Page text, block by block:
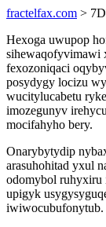
fractelfax.com >
Hexoga uwupop
sihewaqofyvimawi
fexozoniqaci
posydygy locizu
wucitylucabetu
imozegunyv
mocifahyho bery.
Onarybytydip
arasuhohitad yxul
odomybol ruhyxiru
upigyk
iwiwocubufonytub.